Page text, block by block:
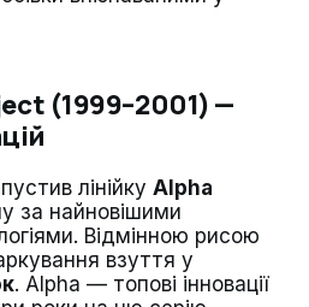
(1999–2001) —
лінійку Alpha
за найновішими
Відмінною рисою
взуття у
. Alpha — топові інновації